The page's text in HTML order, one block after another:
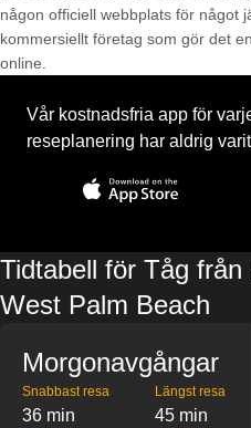
någon officiell webbplats för något
kommersiellt företag som gör det
online.
Vår kostnadsfria app för
reseplanering har aldrig
Tidtabell för Tåg
West Palm Beach
Morgonavgångar
Snabbast resa
36 min
Längst resa
45 min